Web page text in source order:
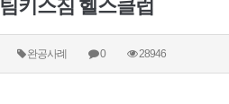
팀키스짐 헬스클럽
완공사례 0 28946